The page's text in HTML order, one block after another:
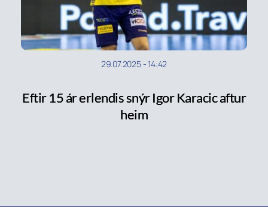
29.07.2025-14:42
Eftir 15 ár erlendis snýr Igor Karacic aftur
heim